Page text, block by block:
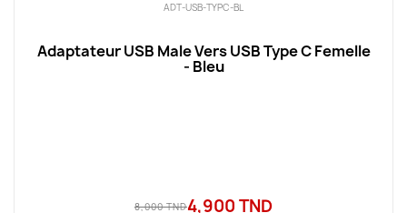
ADT-USB-TYPC-BL
Adaptateur USB Male Vers USB Type C Femelle
- Bleu
8,000 TND4,900 TND